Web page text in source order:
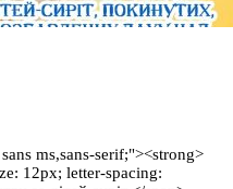
ms,sans-serif;"><strong>
12px; letter-spacing: